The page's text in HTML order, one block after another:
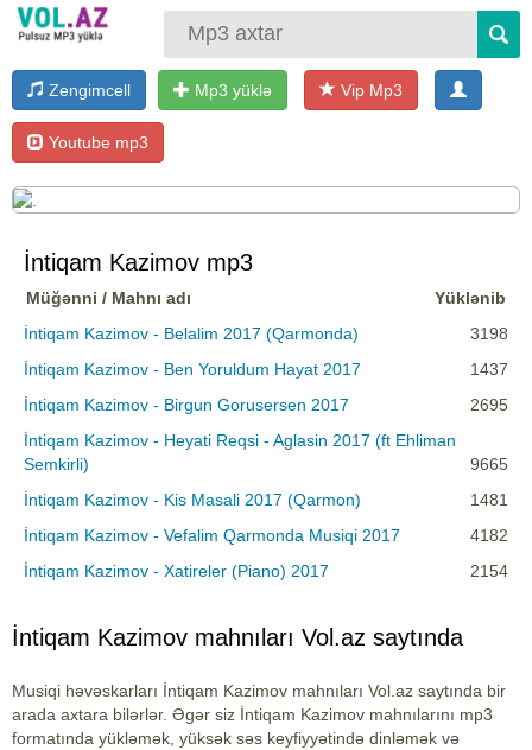
Zengimcell Mp3 yüklə Vip Mp3
Youtube mp3
İntiqam Kazimov mp3
Müğənni / Mahnı adı
Yüklənib
İntiqam Kazimov - Belalim 2017 (Qarmonda)
3198
İntiqam Kazimov - Ben Yoruldum Hayat 2017
1437
İntiqam Kazimov - Birgun Gorusersen 2017
2695
İntiqam Kazimov - Heyati Reqsi - Aglasin 2017 (ft Ehliman
Semkirli)
9665
İntiqam Kazimov - Kis Masali 2017 (Qarmon)
1481
İntiqam Kazimov - Vefalim Qarmonda Musiqi 2017
4182
İntiqam Kazimov - Xatireler (Piano) 2017
2154
İntiqam Kazimov mahnıları Vol.az saytında
Musiqi həvəskarları İntiqam Kazimov mahnıları Vol.az saytında bir
arada axtara bilərlər. Əgər siz İntiqam Kazimov mahnılarını mp3
formatında yükləmək, yüksək səs keyfiyyətində dinləmək və